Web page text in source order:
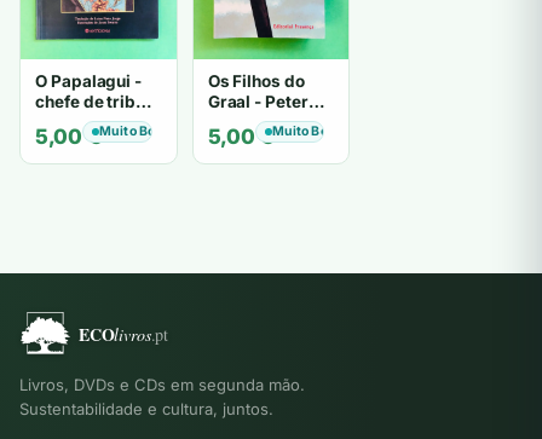
O Papalagui -
chefe de tribo
de tiavéa
5,00€Muito Bom
Os Filhos do
Graal - Peter
Berling
5,00€Muito Bom
Livros, DVDs e CDs em segunda mão.
Sustentabilidade e cultura, juntos.